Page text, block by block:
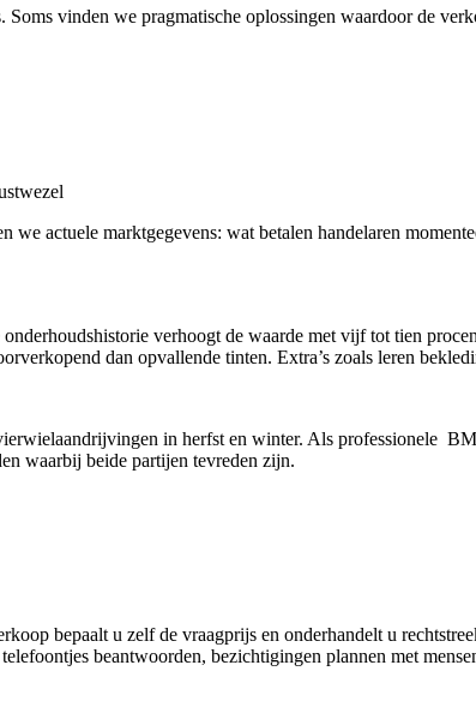
vinden we pragmatische oplossingen waardoor de
we actuele marktgegevens: wat betalen handelaren
verhoogt de waarde met vijf tot tien
dan opvallende tinten. Extra’s zoals leren
in herfst en winter. Als professionele
waarbij beide partijen tevreden zijn.
bepaalt u zelf de vraagprijs en onderhandelt u
beantwoorden, bezichtigingen plannen met